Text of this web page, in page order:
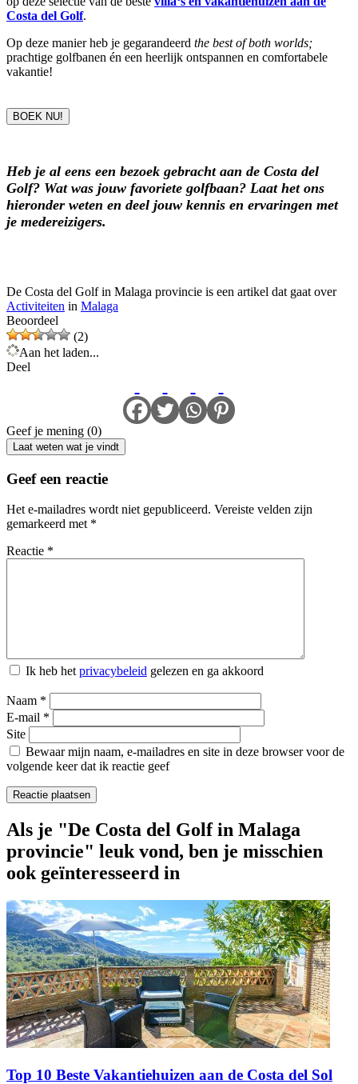
Costa del Golf.
Op deze manier heb je gegarandeerd the best of both worlds;
prachtige golfbanen én een heerlijk ontspannen en comfortabele
vakantie!
BOEK NU!
Heb je al eens een bezoek gebracht aan de Costa del
Golf? Wat was jouw favoriete golfbaan? Laat het ons
hieronder weten en deel jouw kennis en ervaringen met
je medereizigers.
De Costa del Golf in Malaga provincie is een artikel dat gaat over
Activiteiten in Malaga
Beoordeel
(2)
Aan het laden...
Deel
Geef je mening (0)
Laat weten wat je vindt
Geef een reactie
Het e-mailadres wordt niet gepubliceerd. Vereiste velden zijn
gemarkeerd met *
Reactie *
Ik heb hetprivacybeleid gelezen en ga akkoord
Naam *
E-mail *
Site
Bewaar mijn naam, e-mailadres en site in deze browser voor de
volgende keer dat ik reactie geef
Als je "De Costa del Golf in Malaga
provincie" leuk vond, ben je misschien
ook geïnteresseerd in
Top 10 Beste Vakantiehuizen aan de Costa del Sol